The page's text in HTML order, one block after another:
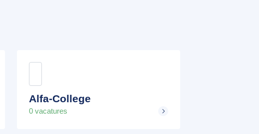
Alfa-College
0 vacatures